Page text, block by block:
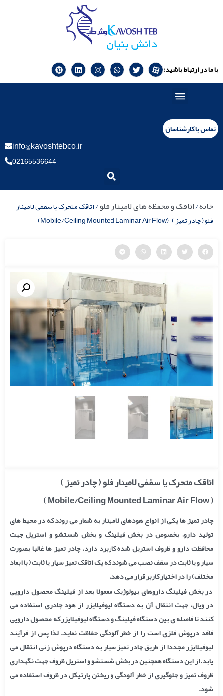
با ما در ارتباط باشید:
تماس با کارشناسان
info@kavoshtebco.ir
02165536644
خانه/اتاقک و محفظه های لامینار فلو/ اتاقک متحرک یا سقفی لامینار
فلو ( چادر تمیز ) (Mobile/Ceiling Mounted Laminar Air Flow)
اتاقک متحرک یا سقفی لامینار فلو ( چادر تمیز )
( Mobile/Ceiling Mounted Laminar Air Flow )
چادر تمیز ها یکی از انواعهودهای لامیناربه شمار می روند که در محیط های
تولید دارو، بخصوص در بخش فیلینگ و بخش شستشو و استریل جهت
محافظت دارو و ظروف استریل شده کاربرد دارد. چادر تمیز ها غالبا بصورت
سیار و یا ثابت در سقف نصب می شوند که یک اتاقک تمیز سیار یا ثابت ( با ابعاد
مختلف) را در اختیار کاربر قرار می دهد.
در بخش فیلینگ داروهای بیولوژیک معمولا بعد از فیلینگ محصول دارویی
در ویال، جهت انتقال آن به دستگاه لیوفیلایزر از هود چادری استفاده می
کنند تا فاصله ی بین دستگاه فیلینگ و دستگاه لیوفیلایزر که محصول دارویی
فاقد درپوش فلزی است را از خطر آلودگی حفاظت نماید. لذا پس از فرآیند
لیوفیلایزر مجددا از طریق چادر تمیز سیار به دستگاه درپوش زنی انتقال می
یابد.از این دستگاه همچنین در بخش شستشو و استریل ظروف جهت نگهداری
ظروف تمیز و جلوگیری از خطر آلودگی و ریختن پارتیکل در ظروف استفاده می
شود.